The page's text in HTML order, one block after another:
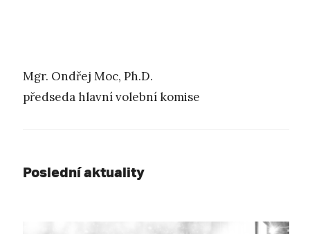
Mgr. Ondřej Moc, Ph.D.
předseda hlavní volební komise
Poslední aktuality